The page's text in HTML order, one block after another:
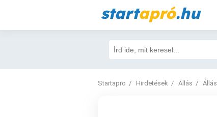
startapró.hu
Startapro Hirdetések Állás